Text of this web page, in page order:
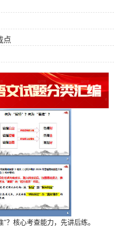
点
？核心考查能力，先讲后练。